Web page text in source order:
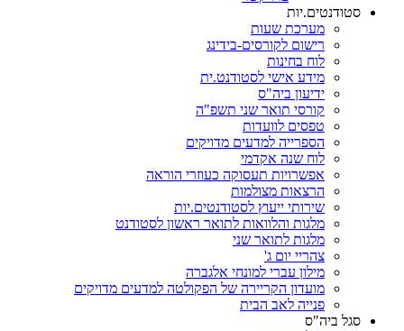
סטודנטים.יות
מערכת שעות
רישום לקורסים-בידינג
לוח בחינות
מידע אישי לסטודנט.ית
ידיעון ביה"ס
קורסי תואר שני תשפ"ה
טפסים לוועדות
הספרייה למדעים מדויקים
לוח שנה אקדמי
אפשרויות תעסוקה כעוזרי הוראה
הרצאות מצולמות
שירותי ייעוץ לסטודנטים.יות
מלגות והלוואות לתואר ראשון לסטודנט
מלגות לתואר שני
צהריי יום ג'
מילון עברי למונחי אלגברה
מועדון הקריירה של הפקולטה למדעים מדויקים
פנייה לאב הבית
סגל ביה"ס